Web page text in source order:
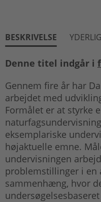
BESKRIVELSE
Denne titel indgår i
Gennem fire år har
arbejdet med
Formålet er at styrke
eksemplariske
højaktuelle emne.
undervisningen
problemstillinger i en
sammenhæng, hvor